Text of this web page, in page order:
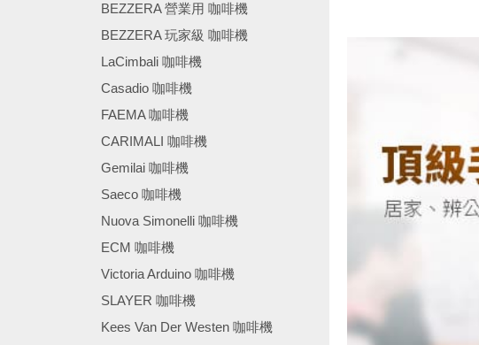
BEZZERA 營業用 咖啡機
BEZZERA 玩家級 咖啡機
LaCimbali 咖啡機
Casadio 咖啡機
FAEMA 咖啡機
CARIMALI 咖啡機
Gemilai 咖啡機
Saeco 咖啡機
Nuova Simonelli 咖啡機
ECM 咖啡機
Victoria Arduino 咖啡機
SLAYER 咖啡機
Kees Van Der Westen 咖啡機